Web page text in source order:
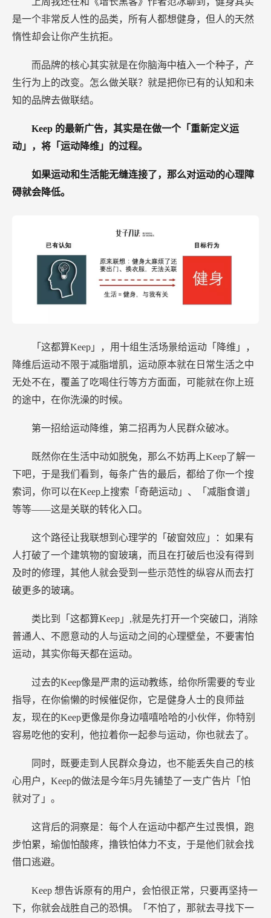
是一个非常反人性的品类，所有人都想健身，但人的天然
惰性却会让你产生抗拒。
而品牌的核心其实就是在你脑海中植入一个种子，产
生行为上的改变。怎么做关联？就是把你已有的认知和未
知的品牌去做联结。
Keep 的最新广告，其实是在做一个「重新定义运
动」，将「运动降维」的过程。
如果运动和生活能无缝连接了，那么对运动的心理障
碍就会降低。
「这都算Keep」，用十组生活场景给运动「降维」，
降维后运动不限于减脂增肌，运动原本就在日常生活之中
无处不在，覆盖了吃喝住行等方方面面，可能就在你上班
的途中，在你洗澡的时候。
第一招给运动降维，第二招再为人民群众破冰。
既然你在生活中动如脱兔，那么不妨再上Keep了解一
下吧，于是我们看到，每条广告的最后，都给了你一个搜
索词，你可以在Keep上搜索「奇葩运动」、「减脂食谱」
等等——这是关联的转化入口。
这个路径让我联想到心理学的「破窗效应」：如果有
人打破了一个建筑物的窗玻璃，而且在打破后也没有得到
及时的修理，其他人就会受到一些示范性的纵容从而去打
破更多的玻璃。
类比到「这都算Keep」,就是先打开一个突破口，消除
普通人、不愿意动的人与运动之间的心理壁垒，不要害怕
运动，其实你每天都在运动。
过去的Keep像是严肃的运动教练，给你所需要的专业
指导，在你偷懒的时候催促你，它是健身人士的良师益
友，现在的Keep更像是你身边嘻嘻哈哈的小伙伴，你特别
容易吃他的安利，他拉着你一起参与运动，你也就去了。
同时，既要走到人民群众身边，也不能丢失自己的核
心用户，Keep的做法是今年5月先铺垫了一支广告片「怕
就对了」。
这背后的洞察是：每个人在运动中都产生过畏惧，跑
步怕累，瑜伽怕酸疼，撸铁怕体力不支，于是他们就会找
借口逃避。
Keep 想告诉原有的用户，会怕很正常，只要再坚持一
下，你就会战胜自己的恐惧。「不怕了，那就去寻找下一